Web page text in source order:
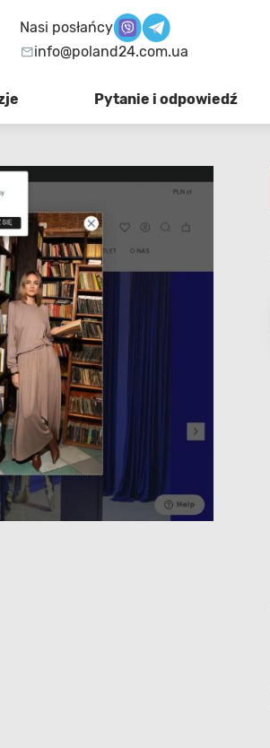
Nasi posłańcy
info@poland24.com.ua
Pytanie i odpowiedź